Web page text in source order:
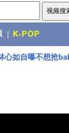
K-POP
心如自曝不想抢